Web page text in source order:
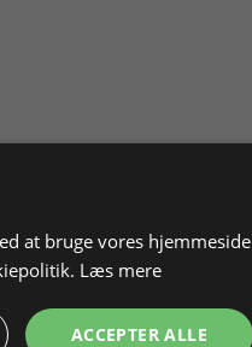
at bruge vores hjemmeside
Læs mere
ACCEPTER ALLE